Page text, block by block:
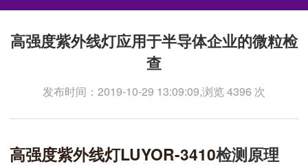
高强度紫外线灯应用于半导体企业的微粒检
查
发布时间：2019-10-29 13:09:09,浏览 4396 次
高强度紫外线灯LUYOR-3410检测原理